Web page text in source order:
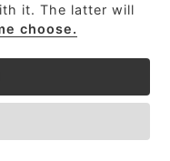
FTIR analyzátor
it. The latter will
choose.